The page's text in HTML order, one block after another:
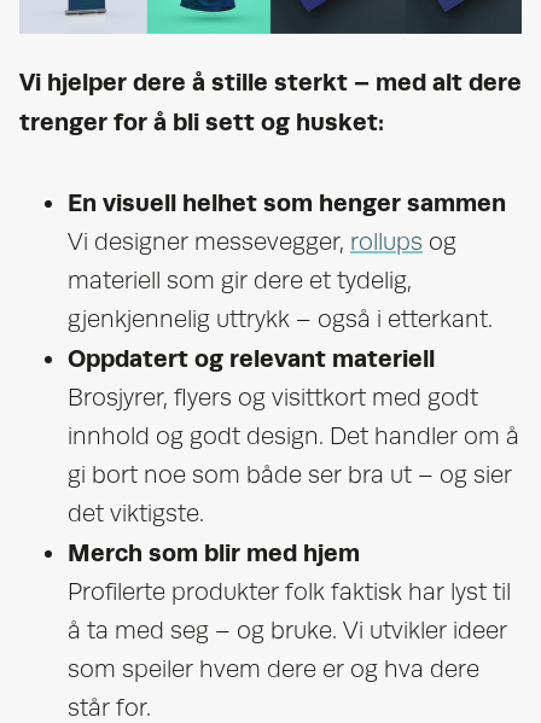
Vi hjelper dere å stille sterkt – med alt dere
trenger for å bli sett og husket:
En visuell helhet som henger sammen
Vi designer messevegger, rollups og
materiell som gir dere et tydelig,
gjenkjennelig uttrykk – også i etterkant.
Oppdatert og relevant materiell
Brosjyrer, flyers og visittkort med godt
innhold og godt design. Det handler om å
gi bort noe som både ser bra ut – og sier
det viktigste.
Merch som blir med hjem
Profilerte produkter folk faktisk har lyst til
å ta med seg – og bruke. Vi utvikler ideer
som speiler hvem dere er og hva dere
står for.